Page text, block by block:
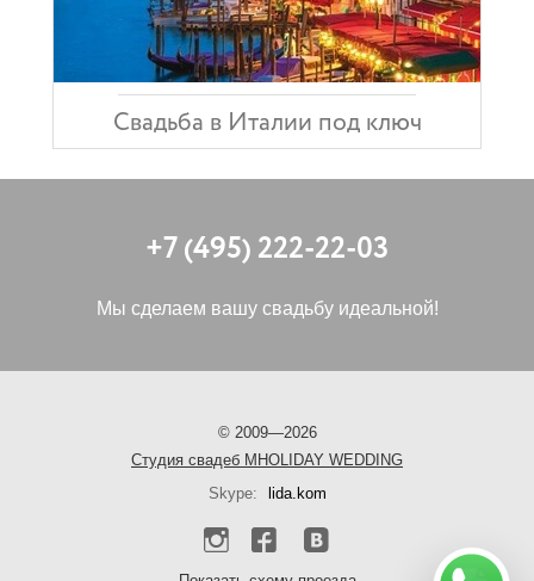
Свадьба в Италии под ключ
+7 (495) 222-22-03
Мы сделаем вашу свадьбу идеальной!
© 2009—2026
Cтудия свадеб MHOLIDAY WEDDING
Skype:
lida.kom